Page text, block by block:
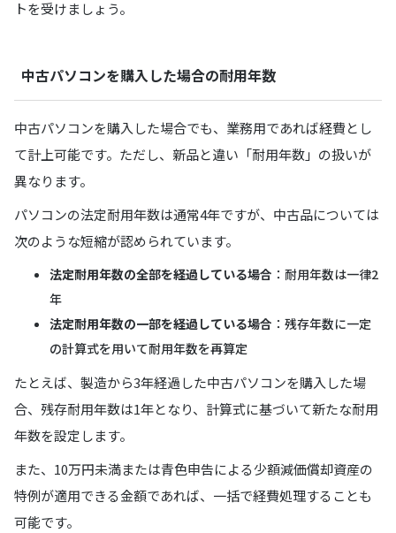
トを受けましょう。
中古パソコンを購入した場合の耐用年数
中古パソコンを購入した場合でも、業務用であれば経費とし
て計上可能です。ただし、新品と違い「耐用年数」の扱いが
異なります。
パソコンの法定耐用年数は通常4年ですが、中古品については
次のような短縮が認められています。
法定耐用年数の全部を経過している場合 ：耐用年数は一律2
年
法定耐用年数の一部を経過している場合 ：残存年数に一定
の計算式を用いて耐用年数を再算定
たとえば、製造から3年経過した中古パソコンを購入した場
合、残存耐用年数は1年となり、計算式に基づいて新たな耐用
年数を設定します。
また、10万円未満または青色申告による少額減価償却資産の
特例が適用できる金額であれば、一括で経費処理することも
可能です。